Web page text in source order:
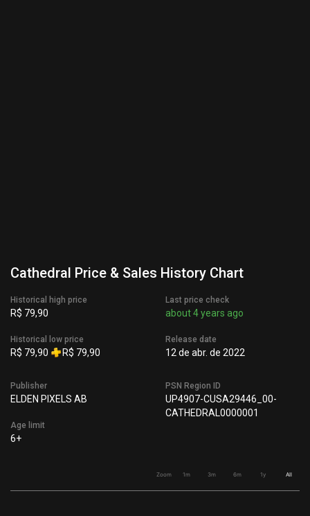
Cathedral Price & Sales History Chart
Historical high price
R$ 79,90
Historical low price
R$ 79,90 R$ 79,90
Last price check
about 4 years ago
Release date
12 de abr. de 2022
Publisher
ELDEN PIXELS AB
Age limit
6+
PSN Region ID
UP4907-CUSA29446_00-
CATHEDRAL0000001
Zoom 1m 3m 6m 1y All